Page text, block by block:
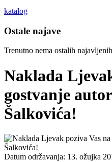
katalog
Ostale najave
Trenutno nema ostalih
Naklada
gostvanje
Šalkovića!
Datum održavanja: 13. ožujka